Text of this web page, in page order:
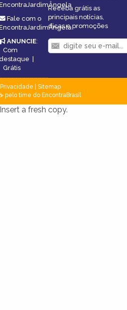
Fale com o
ANUNCIE:
Com
|
Grátis
Receba grátis as
principais notícias,
dicas e promoções
Privacidade
Sitemap
pelo time do EncontraBrasil
a fresh copy.